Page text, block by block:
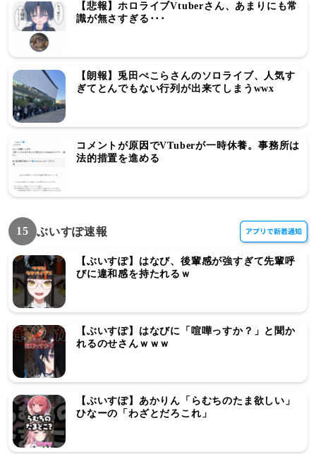
【悲報】ホロライブVtuberさん、あまりにも常
識が無さすぎる･･･
【朗報】兎田ぺこらさんのソロライブ、人気す
ぎてとんでもない行列が出来てしまうwwx
コメントが原因でVTuberが一時休養。事務所は
法的措置を進める
15 ぶいすぽ速報
【ぶいすぽ】はなび、後輩感が強すぎて先輩呼
びに違和感を持たれるｗ
【ぶいすぽ】はなびに「喧嘩っすか？」と聞か
れるのせさんｗｗｗ
【ぶいすぽ】あかりん「らむちのたま欲しい」
ひなーの「わざとだろこれ」